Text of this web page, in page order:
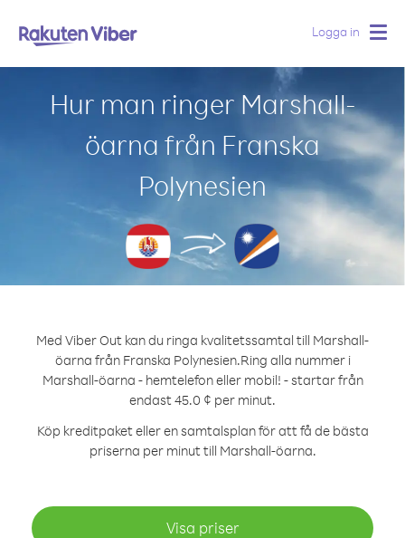
Logga in
Hur man ringer Marshall-
öarna från Franska
Polynesien
Med Viber Out kan du ringa kvalitetssamtal till Marshall-
öarna från Franska Polynesien.Ring alla nummer i
Marshall-öarna - hemtelefon eller mobil! - startar från
endast 45.0 ¢ per minut.
Köp kreditpaket eller en samtalsplan för att få de bästa
priserna per minut till Marshall-öarna.
Visa priser